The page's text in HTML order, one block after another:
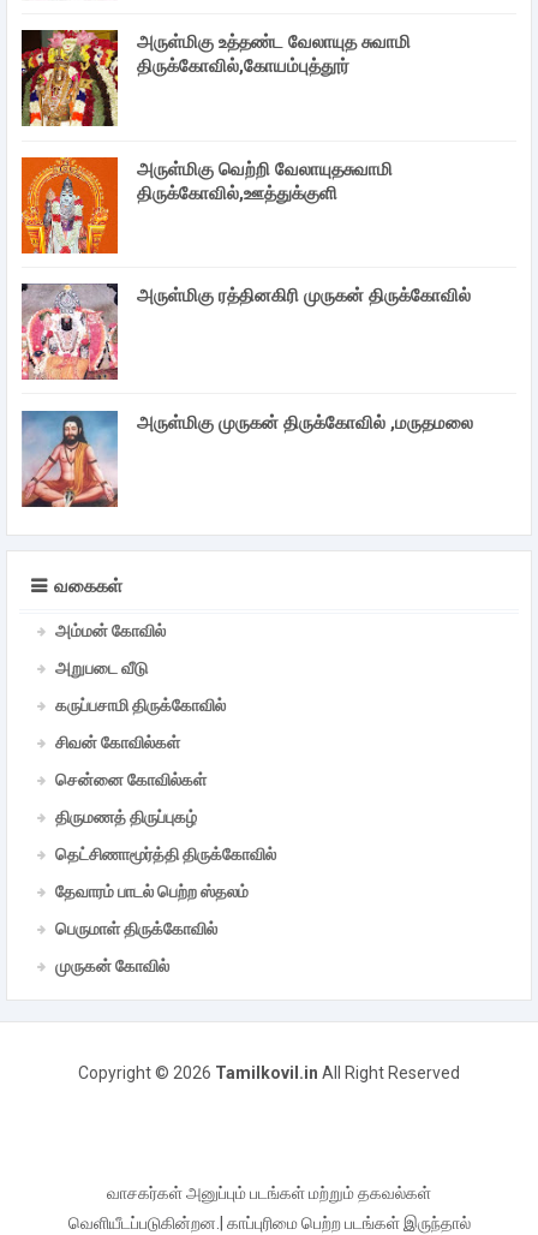
அருள்மிகு உத்தண்ட வேலாயுத சுவாமி
திருக்கோவில்,கோயம்புத்தூர்
அருள்மிகு வெற்றி வேலாயுதசுவாமி
திருக்கோவில்,ஊத்துக்குளி
அருள்மிகு ரத்தினகிரி முருகன் திருக்கோவில்
அருள்மிகு முருகன் திருக்கோவில் ,மருதமலை
வகைகள்
அம்மன் கோவில்
அறுபடை வீடு
கருப்பசாமி திருக்கோவில்
சிவன் கோவில்கள்
சென்னை கோவில்கள்
திருமணத் திருப்புகழ்
தெட்சிணாமூர்த்தி திருக்கோவில்
தேவாரம் பாடல் பெற்ற ஸ்தலம்
பெருமாள் திருக்கோவில்
முருகன் கோவில்
Copyright © 2026 Tamilkovil.in All Right Reserved
வாசகர்கள் அனுப்பும் படங்கள் மற்றும் தகவல்கள்
வெளியீடப்படுகின்றன.| காப்புரிமை பெற்ற படங்கள் இருந்தால்